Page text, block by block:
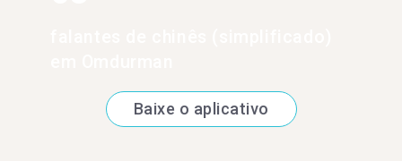
Baixe o aplicativo